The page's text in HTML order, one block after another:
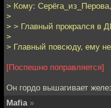
> Кому: Серёга_из_Перова,
>
> > Главный прокрался в
>
> Главный повсюду, ему
[Поспешно поправляется]
Он гордо вышагивает
Mafia »